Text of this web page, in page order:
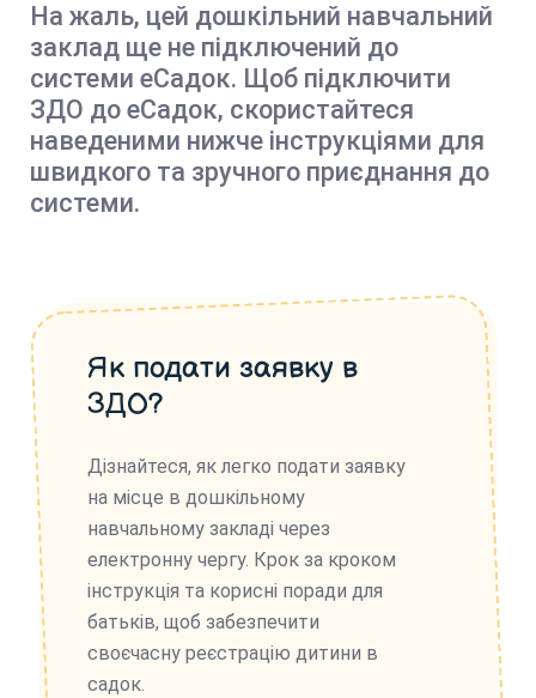
На жаль, цей дошкільний навчальний
заклад ще не підключений до
системи еСадок. Щоб підключити
ЗДО до еСадок, скористайтеся
наведеними нижче інструкціями для
швидкого та зручного приєднання до
системи.
Як подати заявку в
ЗДО?
Дізнайтеся, як легко подати заявку
на місце в дошкільному
навчальному закладі через
електронну чергу. Крок за кроком
інструкція та корисні поради для
батьків, щоб забезпечити
своєчасну реєстрацію дитини в
садок.